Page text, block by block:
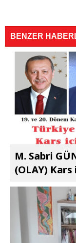
BENZER
M. Sabri
(OLAY) Kars